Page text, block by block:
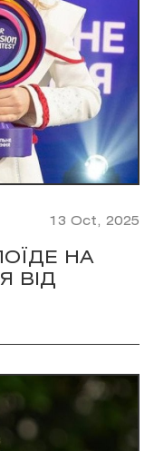
13 Oct, 2025
НА
ВІД